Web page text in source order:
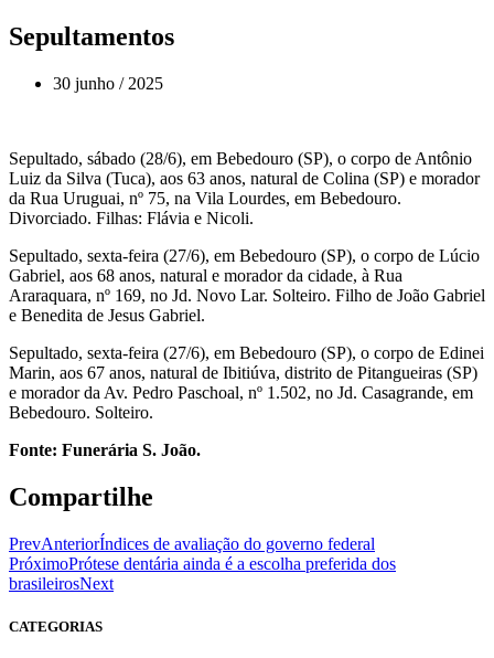
Sepultamentos
30 junho / 2025
Sepultado, sábado (28/6), em Bebedouro (SP), o corpo de Antônio
Luiz da Silva (Tuca), aos 63 anos, natural de Colina (SP) e morador
da Rua Uruguai, nº 75, na Vila Lourdes, em Bebedouro.
Divorciado. Filhas: Flávia e Nicoli.
Sepultado, sexta-feira (27/6), em Bebedouro (SP), o corpo de Lúcio
Gabriel, aos 68 anos, natural e morador da cidade, à Rua
Araraquara, nº 169, no Jd. Novo Lar. Solteiro. Filho de João Gabriel
e Benedita de Jesus Gabriel.
Sepultado, sexta-feira (27/6), em Bebedouro (SP), o corpo de Edinei
Marin, aos 67 anos, natural de Ibitiúva, distrito de Pitangueiras (SP)
e morador da Av. Pedro Paschoal, nº 1.502, no Jd. Casagrande, em
Bebedouro. Solteiro.
Fonte: Funerária S. João.
Compartilhe
PrevAnteriorÍndices de avaliação do governo federal
PróximoPrótese dentária ainda é a escolha preferida dos
brasileirosNext
CATEGORIAS